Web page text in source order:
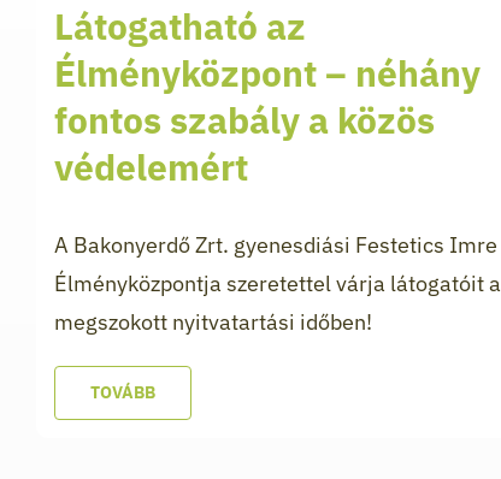
Látogatható az
Élményközpont – néhány
fontos szabály a közös
védelemért
A Bakonyerdő Zrt. gyenesdiási Festetics Imre
Élményközpontja szeretettel várja látogatóit a
megszokott nyitvatartási időben!
TOVÁBB